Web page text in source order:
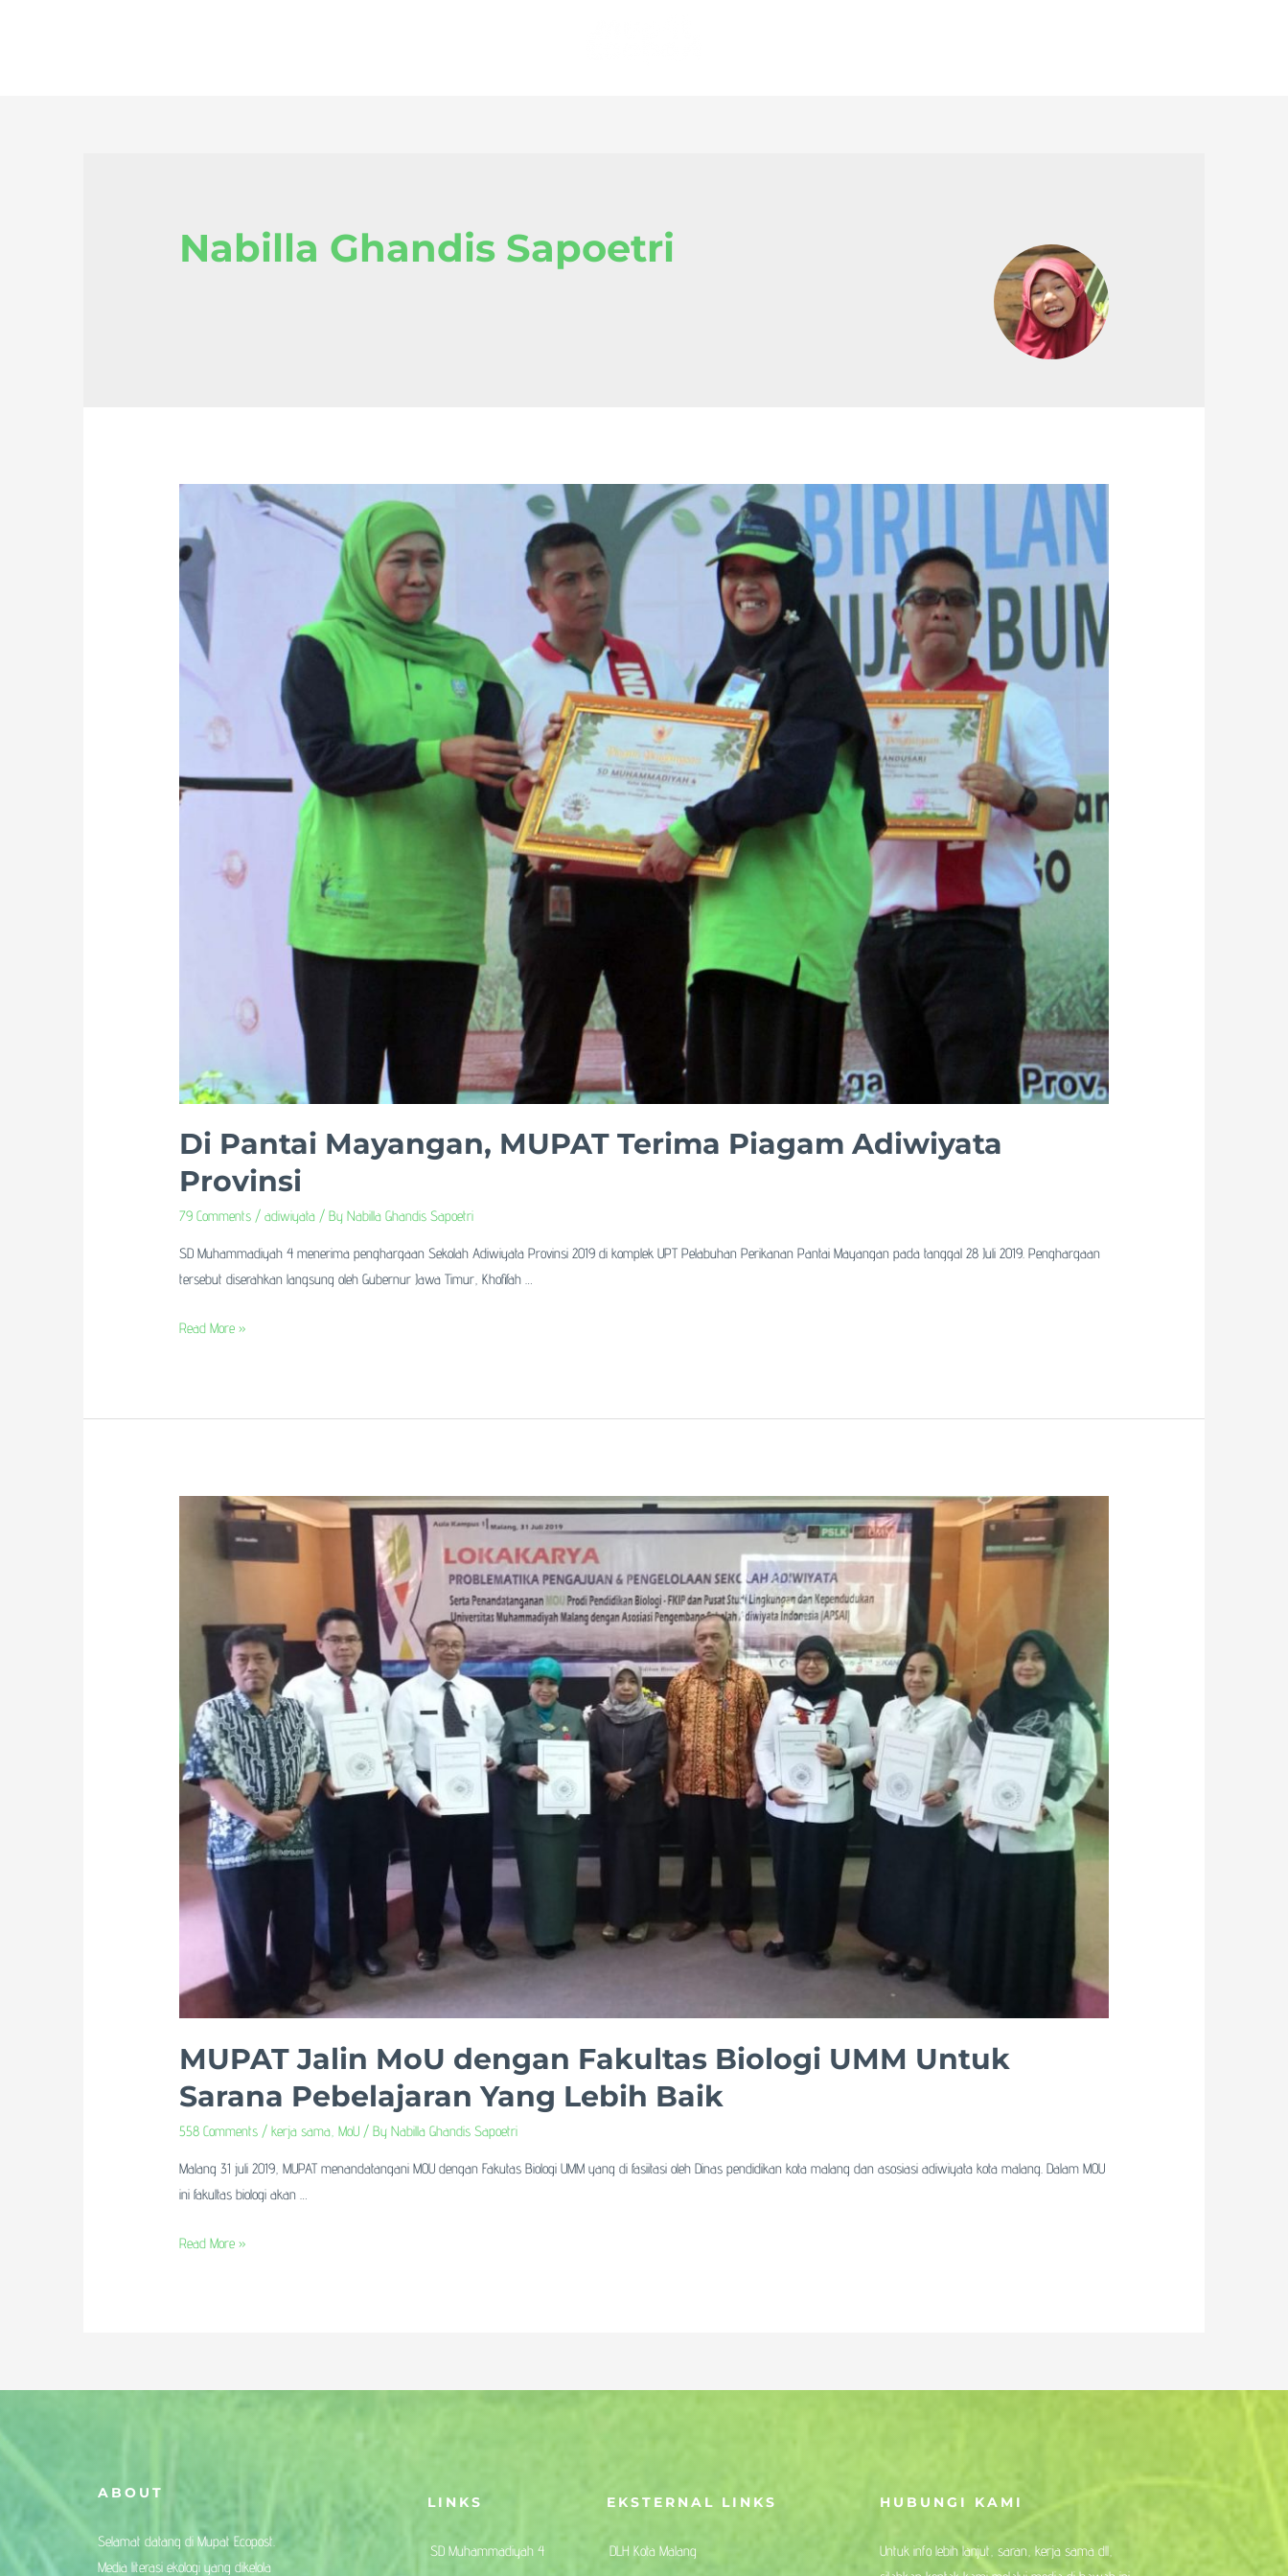
Nabilla Ghandis Sapoetri
Di Pantai Mayangan, MUPAT Terima Piagam Adiwiyata
Provinsi
79 Comments /adiwiyata / ByNabilla Ghandis Sapoetri
SD Muhammadiyah 4 menerima penghargaan Sekolah Adiwiyata Provinsi 2019 di komplek UPT Pelabuhan Perikanan Pantai Mayangan pada tanggal 28 Juli 2019. Penghargaan
tersebut diserahkan langsung oleh Gubernur Jawa Timur, Khofifah …
Read More »
MUPAT Jalin MoU dengan Fakultas Biologi UMM Untuk
Sarana Pebelajaran Yang Lebih Baik
558 Comments /kerja sama ,MoU / ByNabilla Ghandis Sapoetri
Malang 31 juli 2019, MUPAT menandatangani MOU dengan Fakutas Biologi UMM yang di fasiitasi oleh Dinas pendidikan kota malang dan asosiasi adiwiyata kota malang. Dalam MOU
ini fakultas biologi akan …
Read More »
ABOUT
Selamat datang di Mupat Ecopost.
Media literasi ekologi yang dikelola
LINKS
SD Muhammadiyah 4
EKSTERNAL LINKS
DLH Kota Malang
HUBUNGI KAMI
Untuk info lebih lanjut, saran, kerja sama dll,